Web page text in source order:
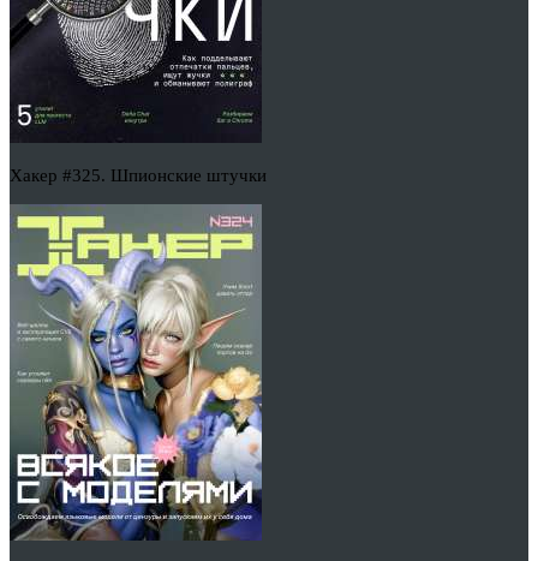
Хакер #325. Шпионские штучки